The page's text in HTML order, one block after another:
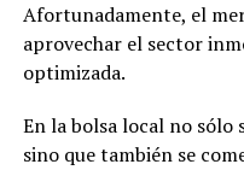
Afortunadamente, el
aprovechar el sector
optimizada.
En la bolsa local no sólo
sino que también se